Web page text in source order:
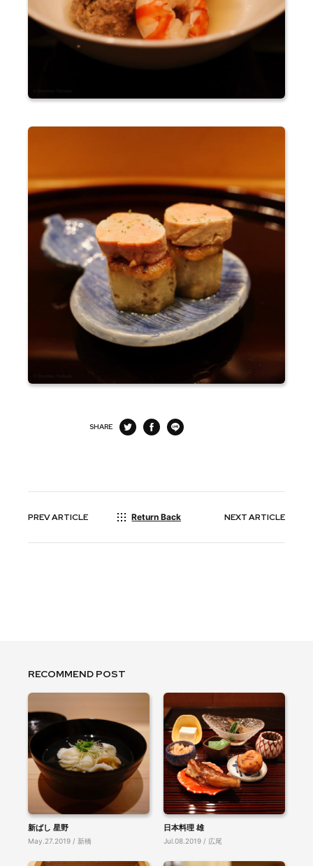
SHARE
PREVARTICLE Return Back NEXTARTICLE
RECOMMEND POST
新ばし 星野
May.27.2019 / 新橋
日本料理 雄
Jul.08.2019 / 広尾